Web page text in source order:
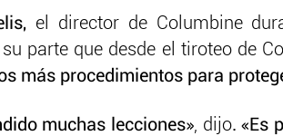
el director de Columbine
su parte que desde el tiroteo de
más procedimientos para
muchas lecciones», dijo. «Es